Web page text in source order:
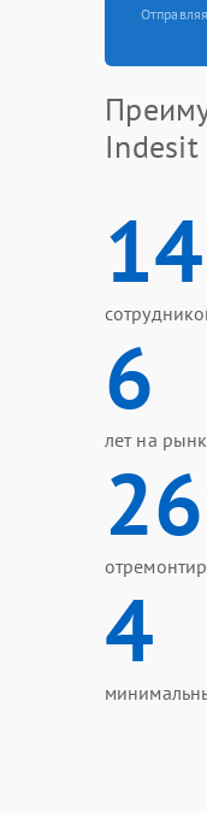
Indesit
14
6
лет на
4